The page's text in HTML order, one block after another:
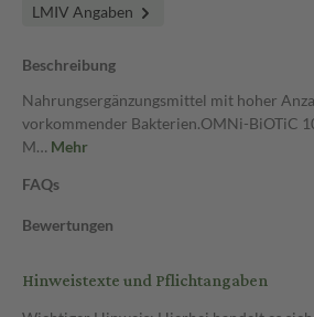
LMIV Angaben
Beschreibung
Nahrungsergänzungsmittel mit hoher
vorkommender Bakterien.OMNi-BiOTiC
M… Mehr
FAQs
Bewertungen
Hinweistexte und Pflichtangaben